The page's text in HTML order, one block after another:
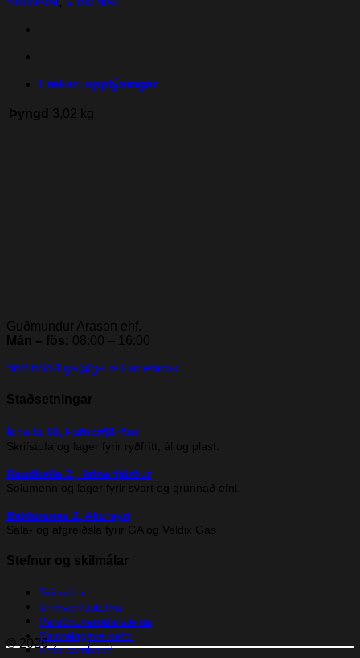
Frekari upplýsingar
Þyngd 3,02 kg
Guðmundur Arason ehf.
Mán – fös: 08:00 – 16:00
568 6844 ga@ga.is Facebook
Staðsetningar
Íshella 10, Hafnarfjörður
Skrifstofa og lager fyrir ryðfrítt, ál og plast.
Rauðhella 2, Hafnarfjörður
Sölumenn og lager fyrir svart og grunnað efni.
Baldursnes 2, Akureyri
Sala- og afgreiðsla fyrir GA og Veldix Gas
Stefnur og skilmálar
Skilmálar
Umhverfisstefna
Persónuverndarstefna
Samfélagsverkefni
Hafa samband
© 2026